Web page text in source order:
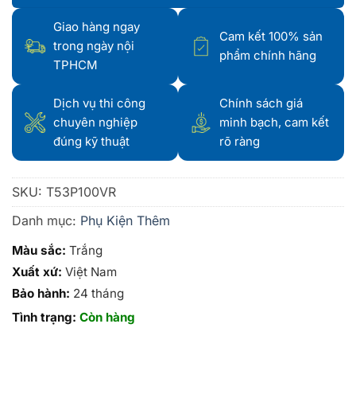
Giao hàng ngay
trong ngày nội
TPHCM
Cam kết 100% sản
phẩm chính hãng
Dịch vụ thi công
chuyên nghiệp
đúng kỹ thuật
Chính sách giá
minh bạch, cam kết
rõ ràng
SKU: T53P100VR
Danh mục: Phụ Kiện Thêm
Màu sắc: Trắng
Xuất xứ: Việt Nam
Bảo hành: 24 tháng
Tình trạng: Còn hàng